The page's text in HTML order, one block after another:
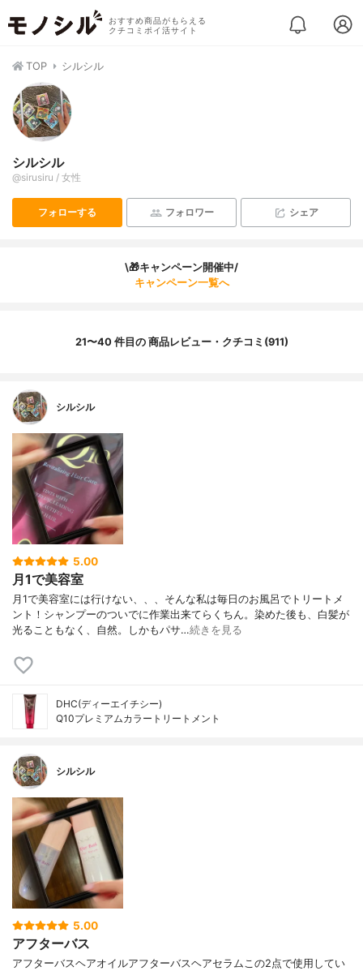
おすすめ商品がもらえる
クチコミポイ活サイト
TOP シルシル
シルシル
@sirusiru / 女性
フォローする フォロワー シェア
\🎁キャンペーン開催中/
キャンペーン一覧へ
21〜40 件目の 商品レビュー・クチコミ(911)
シルシル
5.00
月1で美容室
月1で美容室には行けない、、、そんな私は毎日のお風呂でトリートメ
ント！シャンプーのついでに作業出来てらくちん。染めた後も、白髪が
光ることもなく、自然。しかもパサ…続きを見る
DHC(ディーエイチシー)
Q10プレミアムカラートリートメント
シルシル
5.00
アフターバス
アフターバスヘアオイルアフターバスヘアセラムこの2点で使用してい